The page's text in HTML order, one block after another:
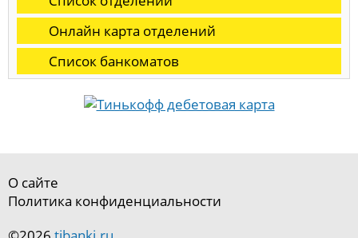
Онлайн карта отделений
Список банкоматов
О сайте
Политика конфиденциальности